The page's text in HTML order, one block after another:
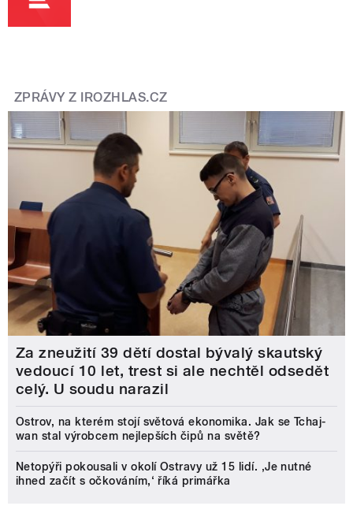
ZPRÁVY Z IROZHLAS.CZ
Za zneužití 39 dětí dostal bývalý skautský
vedoucí 10 let, trest si ale nechtěl odsedět
celý. U soudu narazil
Ostrov, na kterém stojí světová ekonomika. Jak se Tchaj-
wan stal výrobcem nejlepších čipů na světě?
Netopýři pokousali v okolí Ostravy už 15 lidí. ‚Je nutné
ihned začít s očkováním,‘ říká primářka